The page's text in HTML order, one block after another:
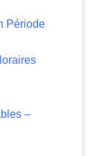
Période
–